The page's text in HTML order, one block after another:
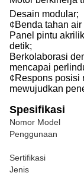
Desain modular;
¢Benda tahan
Panel pintu
detik;
Berkolaborasi
mencapai
¢Respons posisi
mewujudkan
Spesifikasi
Nomor Model
Penggunaan
Sertifikasi
Jenis